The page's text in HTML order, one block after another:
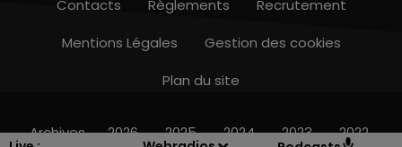
16h00 - 20h00
Contacts Règlements
Recrutement
Mentions Légales
Gestion des cookies
Plan du site
Archives 2026 2025 2024 2023 2022